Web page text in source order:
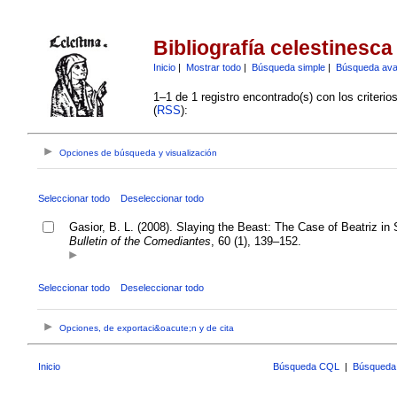
Bibliografía celestinesca
Inicio| Mostrar todo| Búsqueda simple| Búsqueda
1–1 de 1 registro encontrado(s) con los
(RSS):
Opciones de búsqueda y visualización
Seleccionar todo Deseleccionar todo
Gasior, B. L. (2008). Slaying the Beast: The Case of Beatriz
Bulletin of the Comediantes , 60 (1), 139–152.
Seleccionar todo Deseleccionar todo
Opciones, de exportaci&oacute;n y de cita
Inicio Búsqueda CQL |